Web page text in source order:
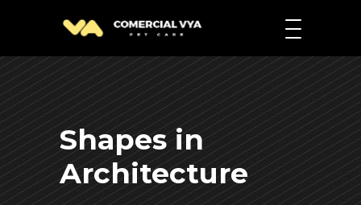
Shapes in
Architecture